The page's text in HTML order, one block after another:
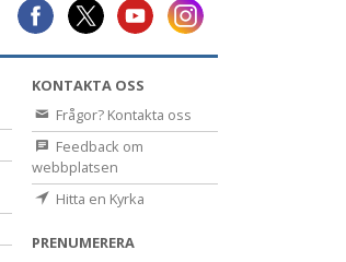
KONTAKTA OSS
Frågor? Kontakta oss
Feedback om
webbplatsen
Hitta en Kyrka
PRENUMERERA